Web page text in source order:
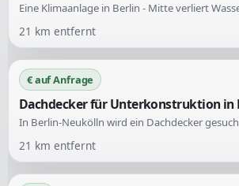
21 km entfernt
€ auf Anfrage
Dachdecker für Unterkonstruktion in
21 km entfernt